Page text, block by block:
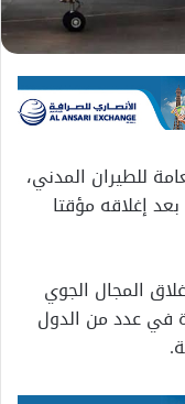
للطيران المدني،
إغلاقه مؤقتا
المجال الجوي
في عدد من الدول